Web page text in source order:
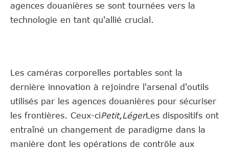
agences douanières se sont tournées vers la
technologie en tant qu'allié crucial.
Les caméras corporelles portables sont la
dernière innovation à rejoindre l'arsenal d'outils
utilisés par les agences douanières pour sécuriser
les frontières. Ceux-ciPetit, LégerLes dispositifs ont
entraîné un changement de paradigme dans la
manière dont les opérations de contrôle aux